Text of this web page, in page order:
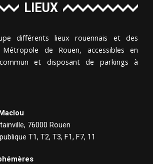
LIEUX
différents lieux rouennais et des
de Rouen, accessibles en
et disposant de parkings à
76000 Rouen
T1, T2, T3, F1, F7, 11